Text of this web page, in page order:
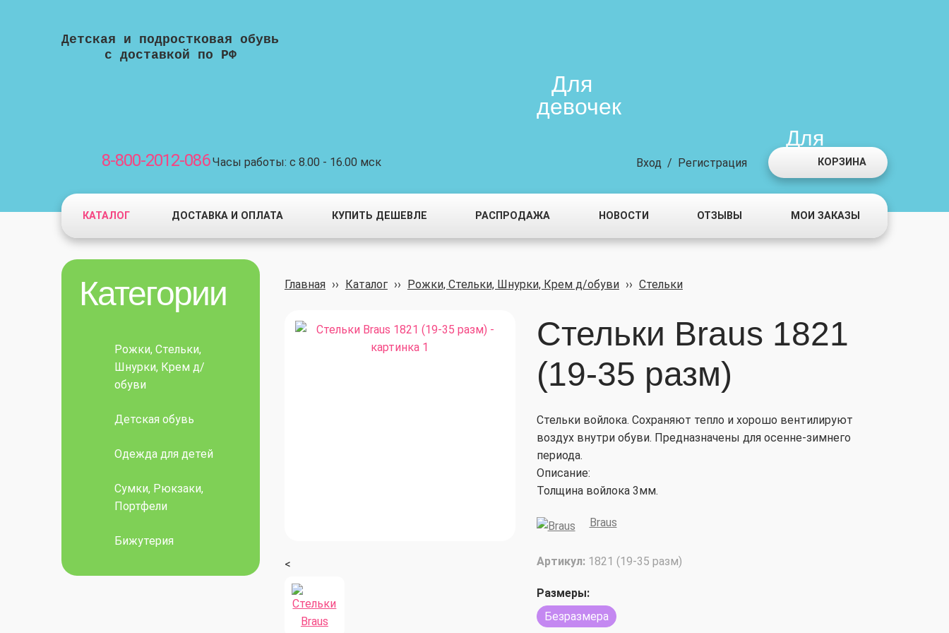
Детская и подростковая обувь
с доставкой по РФ
Для
девочек
Для
мальчиков
8-800-2012-086Часы работы: с 8.00 - 16.00 мск КОРЗИНА
Вход / Регистрация
КАТАЛОГ ДОСТАВКА И ОПЛАТА КУПИТЬ ДЕШЕВЛЕ РАСПРОДАЖА НОВОСТИ ОТЗЫВЫ МОИ ЗАКАЗЫ
Главная ›› Каталог ›› Рожки, Стельки, Шнурки, Крем д/обуви ›› Стельки
<
Стельки Braus 1821
(19-35 разм)
Стельки войлока. Сохраняют тепло и хорошо вентилируют
воздух внутри обуви. Предназначены для осенне-зимнего
периода.
Описание:
Толщина войлока 3мм.
Braus
Артикул: 1821 (19-35 разм)
Размеры:
Безразмера
Категории
Рожки, Стельки,
Шнурки, Крем д/
обуви
Детская обувь
Одежда для детей
Сумки, Рюкзаки,
Портфели
Бижутерия